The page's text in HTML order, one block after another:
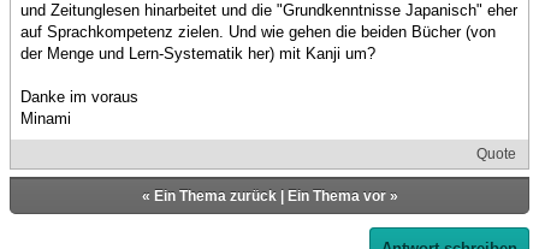
und Zeitunglesen hinarbeitet und die "Grundkenntnisse Japanisch" eher
auf Sprachkompetenz zielen. Und wie gehen die beiden Bücher (von
der Menge und Lern-Systematik her) mit Kanji um?
Danke im voraus
Minami
Quote
« Ein Thema zurück| Ein Thema vor»